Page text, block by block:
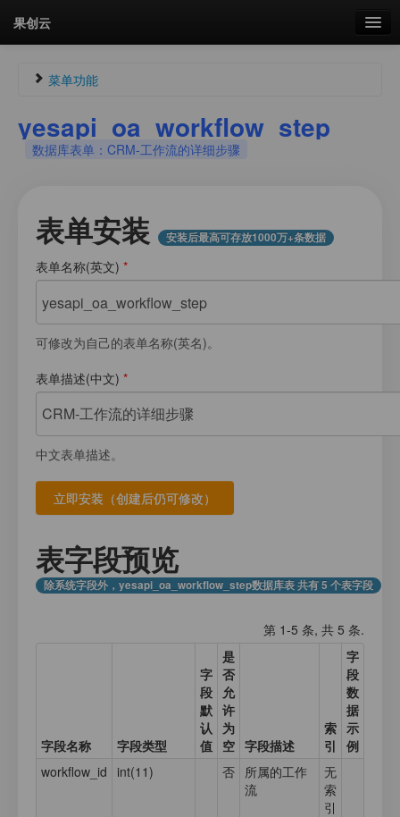
果创云
云存储
套餐 加流量
登录
接口测试
菜单功能
Guest685335805 未认证
统计更新于 17:42:16
菜单
图片文件素材库
会员管理
我的数据库
应用计数器
应用元数据
应用集合数据
业务日志
yesapi_oa_workflow_step
数据库表单：CRM-工作流的详细步骤
表单安装 安装后最高可存放1000万+条数据
表单名称(英文) *
可修改为自己的表单名称(英名)。
表单描述(中文) *
中文表单描述。
表字段预览
除系统字段外，yesapi_oa_workflow_step数据库表 共有 5 个表字段
第 1-5 条, 共 5 条.
字段名称 字段类型
字
段
默
认
值
是
否
允
许
为
空 字段描述
索
引
字
段
数
据
示
例
workflow_id
int(11) 否 所属的工作
流
无
索
引